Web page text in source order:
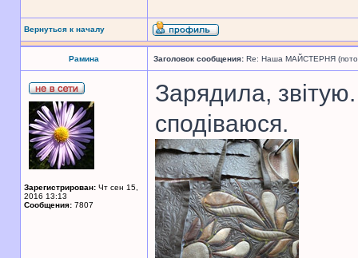
Вернуться к началу
Рамина Заголовок сообщения: Re: Наша МАЙСТЕРНЯ
Зарегистрирован: Чт сен 15,
2016 13:13
Сообщения: 7807
Зарядила,
сподіваюся.